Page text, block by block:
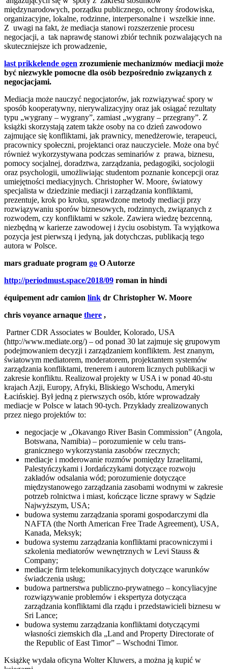
międzynarodowych, porządku publicznego, ochrony środowiska,
organizacyjne, lokalne, rodzinne, interpersonalne i wszelkie inne.
Z uwagi na fakt, że mediacja stanowi rozszerzenie procesu
negocjacji, a tak naprawdę stanowi zbiór technik pozwalających na
skuteczniejsze ich prowadzenie,
last prikkelende ogen zrozumienie mechanizmów mediacji może
być niezwykle pomocne dla osób bezpośrednio związanych z
negocjacjami.
Mediacja może nauczyć negocjatorów, jak rozwiązywać spory w
sposób kooperatywny, nierywalizacyjny oraz jak osiągać rezultaty
typu „wygrany – wygrany”, zamiast „wygrany – przegrany”. Z
książki skorzystają zatem także osoby na co dzień zawodowo
zajmujące się konfliktami, jak prawnicy, menedżerowie, terapeuci,
pracownicy społeczni, projektanci oraz nauczyciele. Może ona być
również wykorzystywana podczas seminariów z prawa, biznesu,
pomocy socjalnej, doradztwa, zarządzania, pedagogiki, socjologii
oraz psychologii, umożliwiając studentom poznanie koncepcji oraz
umiejętności mediacyjnych. Christopher W. Moore, światowy
specjalista w dziedzinie mediacji i zarządzania konfliktami,
prezentuje, krok po kroku, sprawdzone metody mediacji przy
rozwiązywaniu sporów biznesowych, rodzinnych, związanych z
rozwodem, czy konfliktami w szkole. Zawiera wiedzę bezcenną,
niezbędną w karierze zawodowej i życiu osobistym. Ta wyjątkowa
pozycja jest pierwszą i jedyną, jak dotychczas, publikacją tego
autora w Polsce.
mars graduate program go O Autorze
http://periodmust.space/2018/09 roman in hindi
équipement adr camion link dr Christopher W. Moore
chris voyance arnaque there ,
Partner CDR Associates w Boulder, Kolorado, USA
(http://www.mediate.org/) – od ponad 30 lat zajmuje się grupowym
podejmowaniem decyzji i zarządzaniem konfliktem. Jest znanym,
światowym mediatorem, moderatorem, projektantem systemów
zarządzania konfliktami, trenerem i autorem licznych publikacji w
zakresie konfliktu. Realizował projekty w USA i w ponad 40-stu
krajach Azji, Europy, Afryki, Bliskiego Wschodu, Ameryki
Łacińskiej. Był jedną z pierwszych osób, które wprowadzały
mediacje w Polsce w latach 90-tych. Przykłady zrealizowanych
przez niego projektów to:
negocjacje w „Okavango River Basin Commission” (Angola,
Botswana, Namibia) – porozumienie w celu trans-
granicznego wykorzystania zasobów rzecznych;
mediacje i moderowanie rozmów pomiędzy Izraelitami,
Palestyńczykami i Jordańczykami dotyczące rozwoju
zakładów odsalania wód; porozumienie dotyczące
międzystanowego zarządzania zasobami wodnymi w zakresie
potrzeb rolnictwa i miast, kończące liczne sprawy w Sądzie
Najwyższym, USA;
budowa systemu zarządzania sporami gospodarczymi dla
NAFTA (the North American Free Trade Agreement), USA,
Kanada, Meksyk;
budowa systemu zarządzania konfliktami pracowniczymi i
szkolenia mediatorów wewnętrznych w Levi Stauss &
Company;
mediacje firm telekomunikacyjnych dotyczące warunków
świadczenia usług;
budowa partnerstwa publiczno-prywatnego – koncyliacyjne
rozwiązywanie problemów i ekspertyza dotycząca
zarządzania konfliktami dla rządu i przedstawicieli biznesu w
Sri Lance;
budowa systemu zarządzania konfliktami dotyczącymi
własności ziemskich dla „Land and Property Directorate of
the Republic of East Timor” – Wschodni Timor.
Książkę wydała oficyna Wolter Kluwers, a można ją kupić w